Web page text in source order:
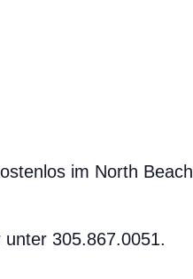
im North Beach
305.867.0051.